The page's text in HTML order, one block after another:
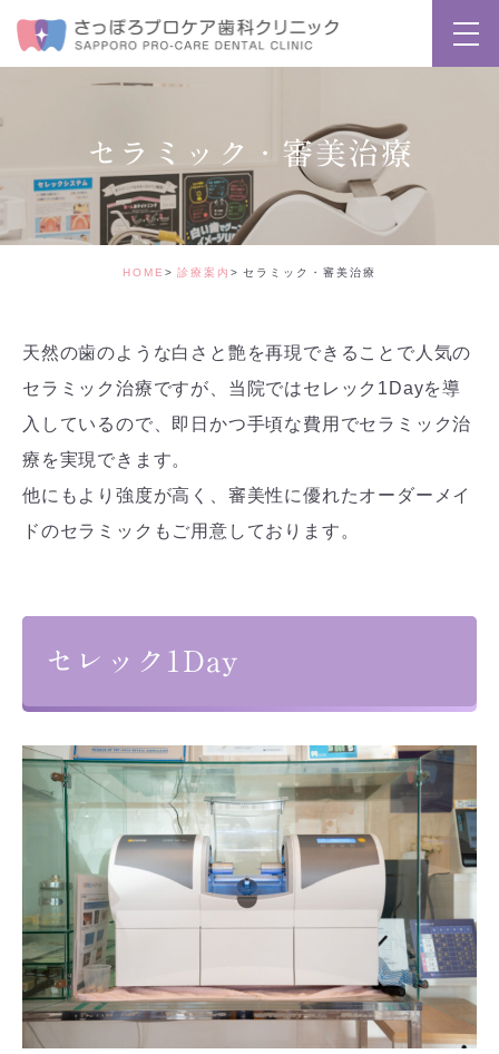
セラミック・審美治療
HOME 診療案内 セラミック・審美治療
天然の歯のような白さと艶を再現できることで人気の
セラミック治療ですが、当院ではセレック1Dayを導
入しているので、即日かつ手頃な費用でセラミック治
療を実現できます。
他にもより強度が高く、審美性に優れたオーダーメイ
ドのセラミックもご用意しております。
セレック1Day